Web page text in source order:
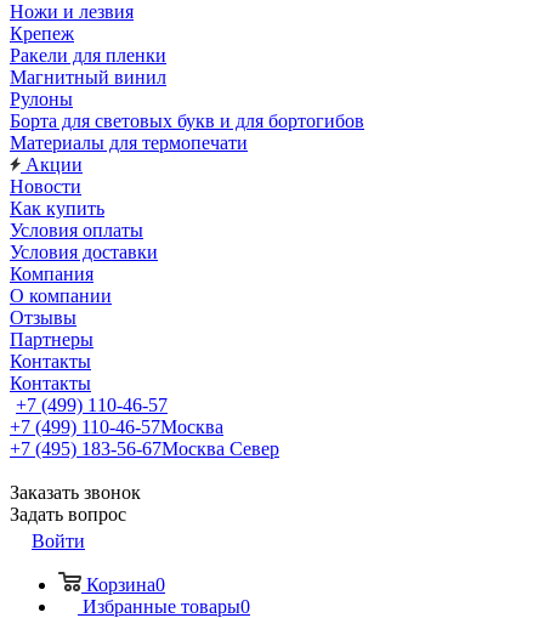
Ножи и лезвия
Крепеж
Ракели для пленки
Магнитный винил
Рулоны
Борта для световых букв и для бортогибов
Материалы для термопечати
Акции
Новости
Как купить
Условия оплаты
Условия доставки
Компания
О компании
Отзывы
Партнеры
Контакты
Контакты
+7 (499) 110-46-57
+7 (499) 110-46-57Москва
+7 (495) 183-56-67Москва Север
Заказать звонок
Задать вопрос
Войти
Корзина0
Избранные товары0